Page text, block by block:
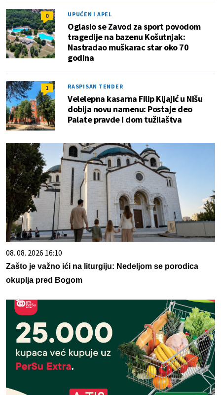
0 UPUĆEN I APEL
Oglasio se Zavod za sport povodom
tragedije na bazenu Košutnjak:
Nastradao muškarac star oko 70
godina
1 RASPISAN TENDER
Velelepna kasarna Filip Kljajić u NIšu
dobija novu namenu: Postaje deo
Palate pravde i dom tužilaštva
08. 08. 2026 16:10
Zašto je važno ići na liturgiju: Nedeljom se porodica
okuplja pred Bogom